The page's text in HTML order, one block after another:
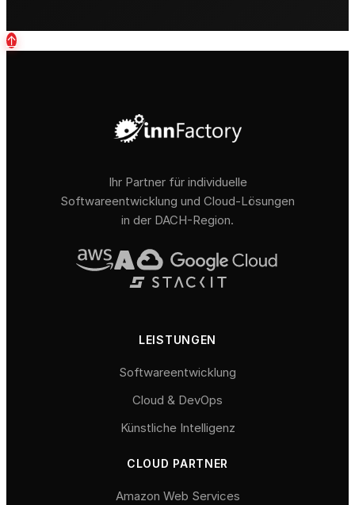
↑
Ihr Partner für individuelle
Softwareentwicklung und Cloud-Lösungen
in der DACH-Region.
LEISTUNGEN
Softwareentwicklung
Cloud & DevOps
Künstliche Intelligenz
CLOUD PARTNER
Amazon Web Services